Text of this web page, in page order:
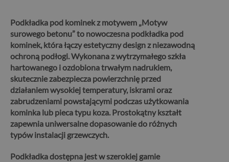
Podkładka pod kominek z motywem „Motyw
surowego betonu” to nowoczesna podkładka pod
kominek, która łączy estetyczny design z niezawodną
ochroną podłogi.Wykonana z wytrzymałego szkła
hartowanego i ozdobiona trwałym nadrukiem,
skutecznie zabezpiecza powierzchnię przed
działaniem wysokiej temperatury, iskrami oraz
zabrudzeniami powstającymi podczas użytkowania
kominka lub pieca typu koza. Prostokątny kształt
zapewnia uniwersalne dopasowanie do różnych
typów instalacji grzewczych.
Podkładka dostępna jest w szerokiej gamie